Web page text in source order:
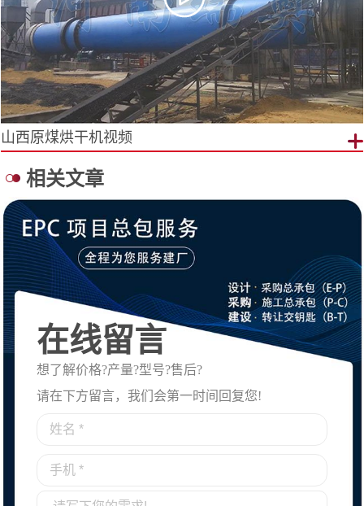
山西原煤烘干机视频
相关文章
在线留言
想了解价格?产量?型号?售后?
请在下方留言，我们会第一时间回复您!